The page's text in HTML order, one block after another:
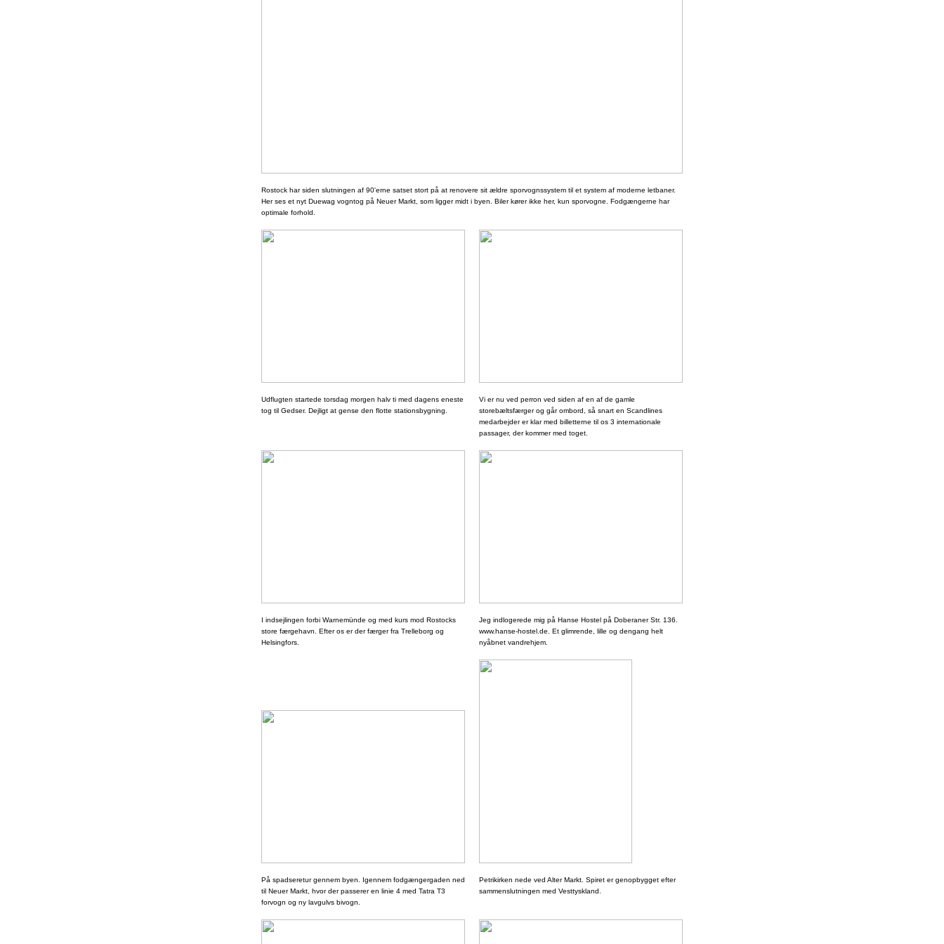
Rostock har siden slutningen af 90'erne satset stort på at renovere sit ældre sporvognssystem til et system af moderne letbaner.
Her ses et nyt Duewag vogntog på Neuer Markt, som ligger midt i byen. Biler kører ikke her, kun sporvogne. Fodgængerne har
optimale forhold.
Udflugten startede torsdag morgen halv ti med dagens eneste
tog til Gedser. Dejligt at gense den flotte stationsbygning.
Vi er nu ved perron ved siden af en af de gamle
storebæltsfærger og går ombord, så snart en Scandlines
medarbejder er klar med billetterne til os 3 internationale
passager, der kommer med toget.
I indsejlingen forbi Warnemünde og med kurs mod Rostocks
store færgehavn. Efter os er der færger fra Trelleborg og
Helsingfors.
Jeg indlogerede mig på Hanse Hostel på Doberaner Str. 136.
www.hanse-hostel.de. Et glimrende, lille og dengang helt
nyåbnet vandrehjem.
På spadseretur gennem byen. Igennem fodgængergaden ned
til Neuer Markt, hvor der passerer en linie 4 med Tatra T3
forvogn og ny lavgulvs bivogn.
Petrikirken nede ved Alter Markt. Spiret er genopbygget efter
sammenslutningen med Vesttyskland.